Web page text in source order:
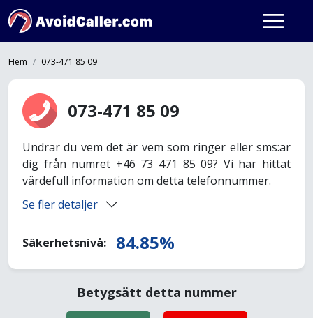
Hem 073-471 85 09
073-471 85 09
Undrar du vem det är vem som ringer eller sms:ar
dig från numret +46 73 471 85 09? Vi har hittat
värdefull information om detta telefonnummer.
Se fler detaljer
Säkerhetsnivå: 84.85%
Betygsätt detta nummer